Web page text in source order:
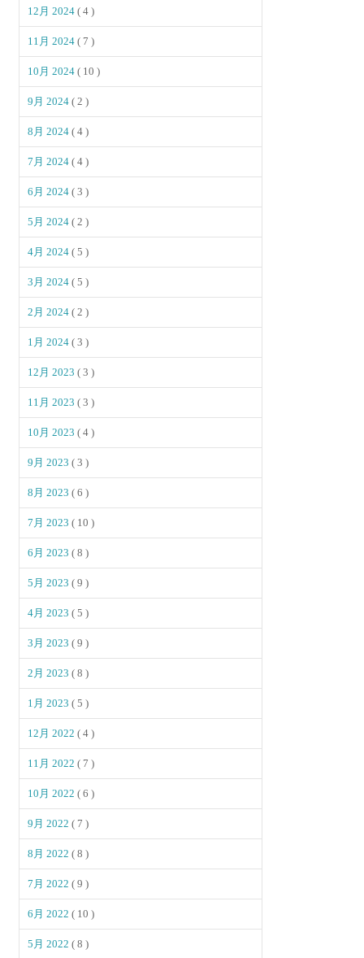
12月 2024( 4 )
11月 2024( 7 )
10月 2024( 10 )
9月 2024( 2 )
8月 2024( 4 )
7月 2024( 4 )
6月 2024( 3 )
5月 2024( 2 )
4月 2024( 5 )
3月 2024( 5 )
2月 2024( 2 )
1月 2024( 3 )
12月 2023( 3 )
11月 2023( 3 )
10月 2023( 4 )
9月 2023( 3 )
8月 2023( 6 )
7月 2023( 10 )
6月 2023( 8 )
5月 2023( 9 )
4月 2023( 5 )
3月 2023( 9 )
2月 2023( 8 )
1月 2023( 5 )
12月 2022( 4 )
11月 2022( 7 )
10月 2022( 6 )
9月 2022( 7 )
8月 2022( 8 )
7月 2022( 9 )
6月 2022( 10 )
5月 2022( 8 )